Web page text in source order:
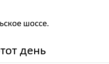
шоссе.
день